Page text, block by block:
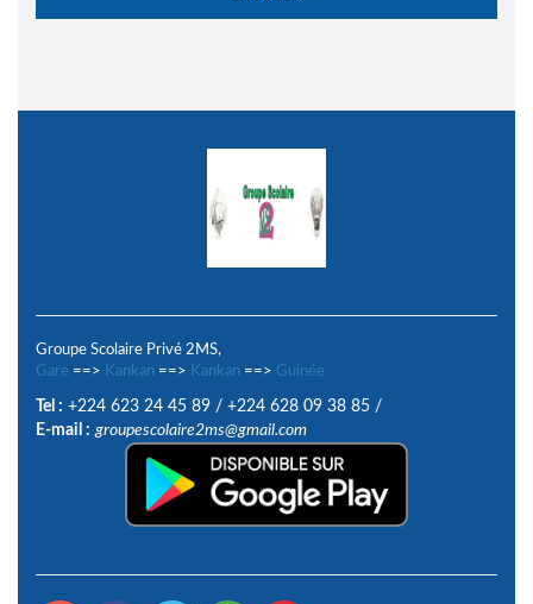
Groupe Scolaire Privé 2MS,
Gare ==> Kankan ==> Kankan ==> Guinée
Tel : +224 623 24 45 89 / +224 628 09 38 85 /
E-mail : groupescolaire2ms@gmail.com